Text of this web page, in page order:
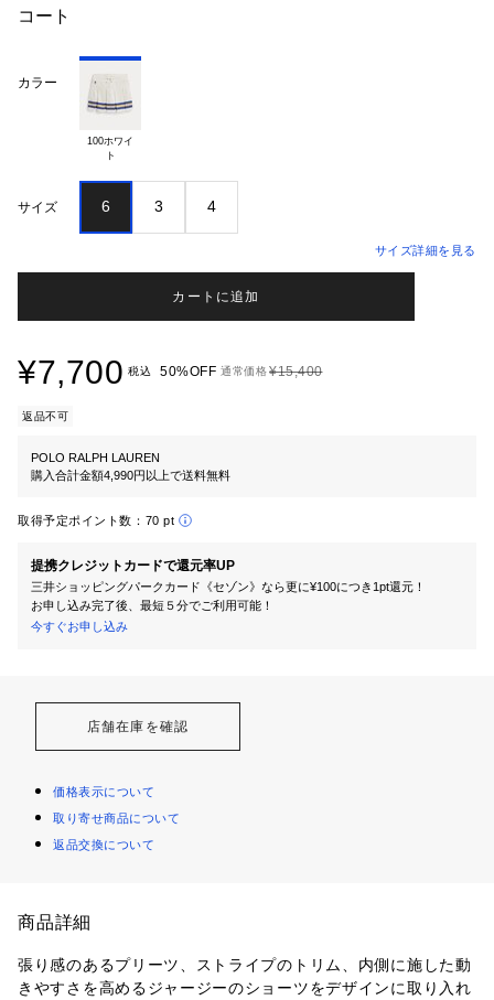
コート
カラー
100ホワイ
サイズ 6 3 4
サイズ詳細を見る
カートに追加
¥7,700 税込 50%OFF 通常価格¥15,400
返品不可
POLO RALPH LAUREN
購入合計金額4,990円以上で送料無料
取得予定ポイント数： 70 pt
提携クレジットカードで還元率UP
三井ショッピングパークカード《セゾン》なら更に¥100につき1pt還元！
お申し込み完了後、最短５分でご利用可能！
今すぐお申し込み
店舗在庫を確認
価格表示について
取り寄せ商品について
返品交換について
商品詳細
張り感のあるプリーツ、ストライプのトリム、内側に施した動
きやすさを高めるジャージーのショーツをデザインに取り入れ